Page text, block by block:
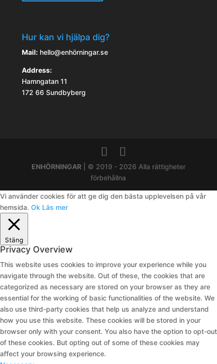
Hur kan vi hjälpa dig?
Mail:hello@enhörningar.se
Address:
Hamngatan 11
172 66 Sundbyberg
ENHÖRNINGAR| © 2019 - 2026 Alla rättigheter
förbehållna
Vi använder cookies för att ge dig den bästa upplevelsen på vår
hemsida. Ok Läs mer
Stäng
Privacy Overview
This website uses cookies to improve your experience while you
navigate through the website. Out of these, the cookies that are
categorized as necessary are stored on your browser as they are
essential for the working of basic functionalities of the website. We
also use third-party cookies that help us analyze and understand
how you use this website. These cookies will be stored in your
browser only with your consent. You also have the option to opt-out
of these cookies. But opting out of some of these cookies may
affect your browsing experience.